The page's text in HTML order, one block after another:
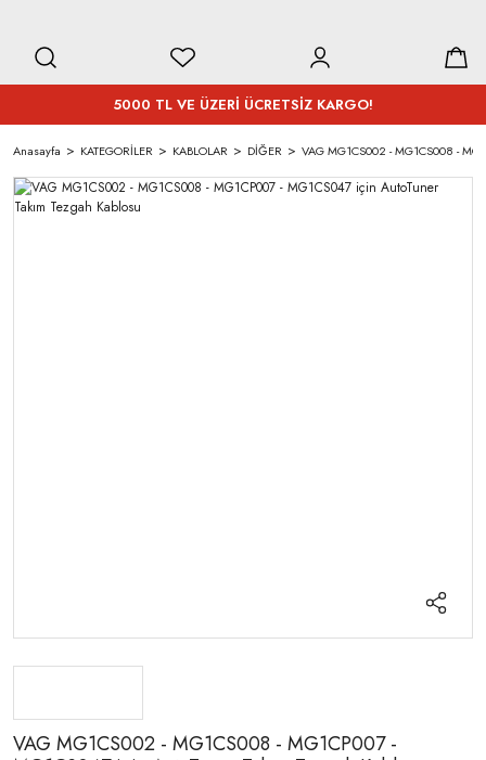
5000 TL VE ÜZERİ ÜCRETSİZ KARGO!
Anasayfa KATEGORİLER KABLOLAR DİĞER VAG MG1CS002 - MG1CS008 -
VAG MG1CS002 - MG1CS008 - MG1CP007 -